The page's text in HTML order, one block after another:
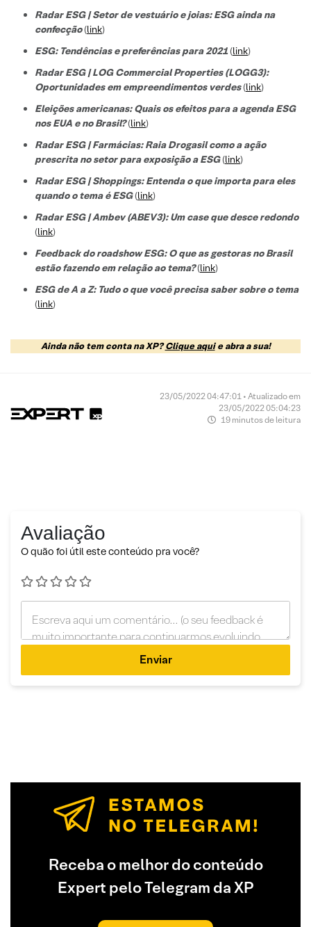
Radar ESG | Setor de vestuário e joias: ESG ainda na
confecção(link)
ESG: Tendências e preferências para 2021(link)
Radar ESG | LOG Commercial Properties (LOGG3):
Oportunidades em empreendimentos verdes(link)
Eleições americanas: Quais os efeitos para a agenda ESG
nos EUA e no Brasil?(link)
Radar ESG | Farmácias: Raia Drogasil como a ação
prescrita no setor para exposição a ESG(link)
Radar ESG | Shoppings: Entenda o que importa para eles
quando o tema é ESG(link)
Radar ESG | Ambev (ABEV3): Um case que desce redondo
(link)
Feedback do roadshow ESG: O que as gestoras no Brasil
estão fazendo em relação ao tema?(link)
ESG de A a Z: Tudo o que você precisa saber sobre o tema
(link)
Ainda não tem conta na XP?Clique aquie abra a sua!
23/05/2022 04:47:01 • Atualizado em
23/05/2022 05:04:23
19 minutos de leitura
Avaliação
O quão foi útil este conteúdo pra você?
Enviar
Receba o melhor do conteúdo
Expert pelo Telegram da XP